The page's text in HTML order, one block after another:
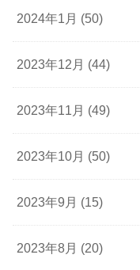
2024年1月 (50)
2023年12月 (44)
2023年11月 (49)
2023年10月 (50)
2023年9月 (15)
2023年8月 (20)